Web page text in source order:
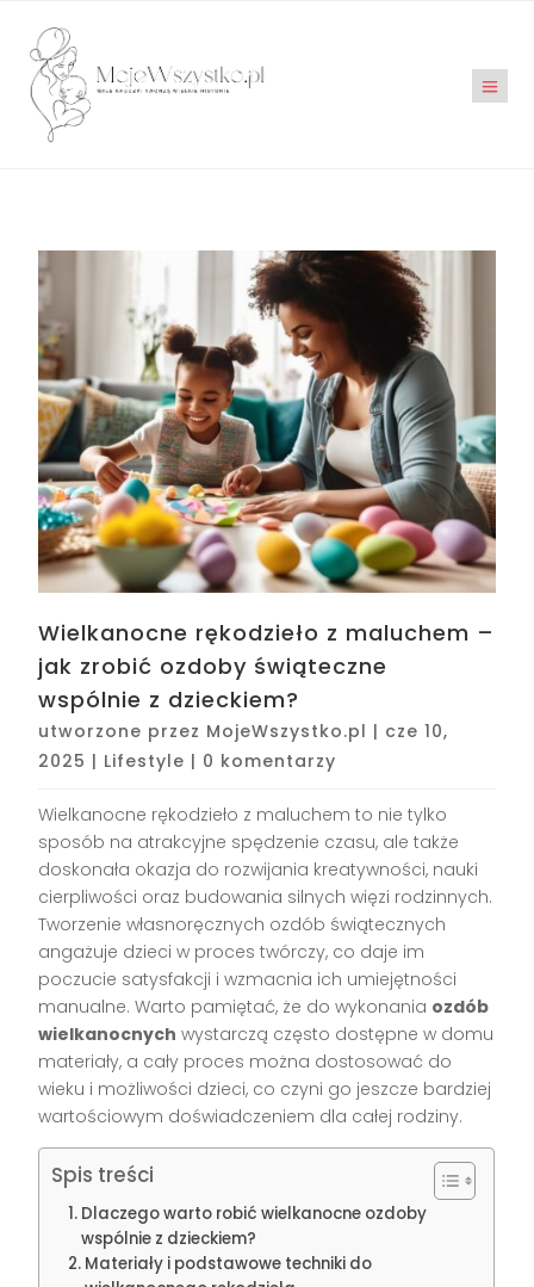
Wielkanocne rękodzieło z maluchem –
jak zrobić ozdoby świąteczne
wspólnie z dzieckiem?
utworzone przez MojeWszystko.pl | cze 10,
2025 | Lifestyle | 0 komentarzy
Wielkanocne rękodzieło z maluchem to nie tylko
sposób na atrakcyjne spędzenie czasu, ale także
doskonała okazja do rozwijania kreatywności, nauki
cierpliwości oraz budowania silnych więzi rodzinnych.
Tworzenie własnoręcznych ozdób świątecznych
angażuje dzieci w proces twórczy, co daje im
poczucie satysfakcji i wzmacnia ich umiejętności
manualne. Warto pamiętać, że do wykonania ozdób
wielkanocnych wystarczą często dostępne w domu
materiały, a cały proces można dostosować do
wieku i możliwości dzieci, co czyni go jeszcze bardziej
wartościowym doświadczeniem dla całej rodziny.
Spis treści
Dlaczego warto robić wielkanocne ozdoby
wspólnie z dzieckiem?
Materiały i podstawowe techniki do